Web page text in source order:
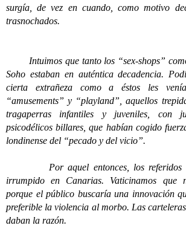
surgía, de vez en cuando, como motivo
trasnochados.
Intuimos que tanto los “sex-shops”
Soho estaban en auténtica decadencia.
cierta extrañeza como a éstos les
“amusements” y “playland”, aquellos
tragaperras infantiles y juveniles, con
psicodélicos billares, que habían cogido
londinense del “pecado y del vicio”.
Por aquel entonces, los referidos
irrumpido en Canarias. Vaticinamos que
porque el público buscaría una innovación
preferible la violencia al morbo. Las
daban la razón.